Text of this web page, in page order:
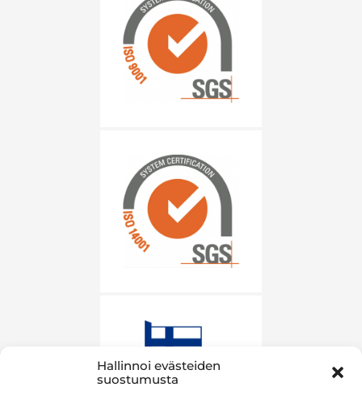
Hallinnoi evästeiden
suostumusta